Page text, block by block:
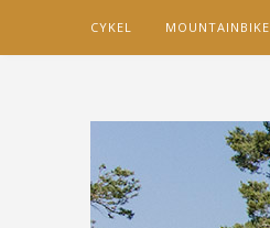
CYKEL MOUNTAINBIKE